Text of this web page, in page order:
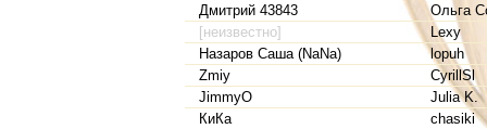
Дмитрий 43843
Ольга
[неизвестно]
Lexy
Назаров Саша (NaNa)
lopuh
Zmiy
CyrillSl
JimmyO
Julia K.
КиКа
chasiki